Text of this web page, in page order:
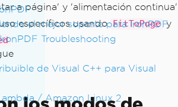
el mejor soporte para IronPDF
Troubleshooting
de Visual C++ para Visual
/ Amazon Linux 2
a página' y 'alimentación continua'
específicos usando FitToPage y